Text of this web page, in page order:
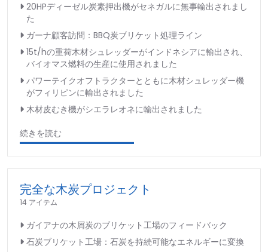
20HPディーゼル炭素押出機がセネガルに無事輸出されまし
た
ガーナ顧客訪問：BBQ炭ブリケット処理ライン
15t/hの重荷木材シュレッダーがインドネシアに輸出され、
バイオマス燃料の生産に使用されました
パワーテイクオフトラクターとともに木材シュレッダー機
がフィリピンに輸出されました
木材皮むき機がシエラレオネに輸出されました
続きを読む
完全な木炭プロジェクト
14 アイテム
ガイアナの木屑炭のブリケット工場のフィードバック
石炭ブリケット工場：石炭を持続可能なエネルギーに変換